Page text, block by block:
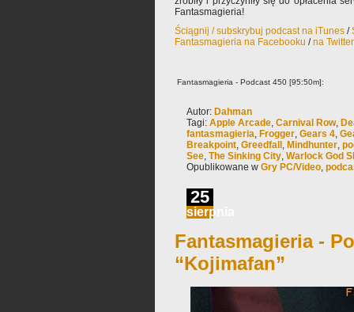
Fantasmagieria!
Ściągnij / subskrybuj podcast na iTunes /
Fantasmagieria na Facebooku /na
Fantasmagieria - Podcast 450 [95:50m]:
Autor: Dahman
Tagi: Apple Arcade, Carnival Row,
fantasmagieria, Frogger, Gears 4,
Breakpoint, Greedfall , Mindhunter,
See, The Sinking City, Warlock God
Opublikowane w Gry PC/Video,
25
sierpnia
Fantasmagieria -
“Kojimafan”